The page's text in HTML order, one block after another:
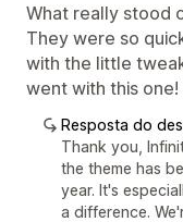
What really stood
They were so
with the little
went with this one!
Resposta do
Thank you,
the theme has
year. It's
a difference.